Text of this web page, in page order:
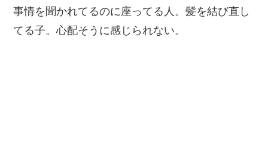
事情を聞かれてるのに座ってる人。髪を結び直し
てる子。心配そうに感じられない。